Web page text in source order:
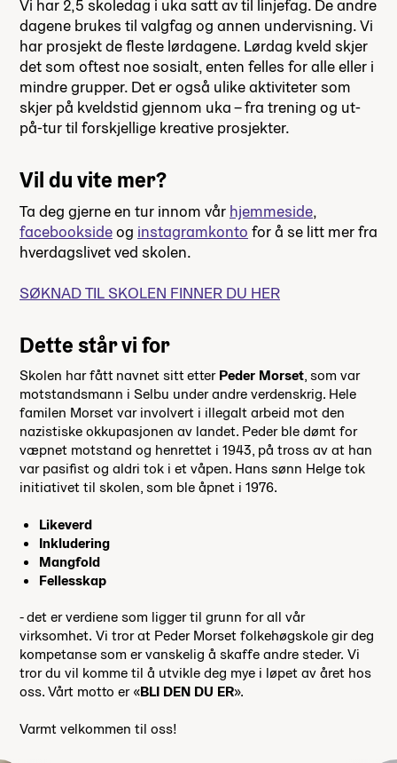
Vi har 2,5 skoledag i uka satt av til linjefag. De andre
dagene brukes til valgfag og annen undervisning. Vi
har prosjekt de fleste lørdagene. Lørdag kveld skjer
det som oftest noe sosialt, enten felles for alle eller i
mindre grupper. Det er også ulike aktiviteter som
skjer på kveldstid gjennom uka – fra trening og ut-
på-tur til forskjellige kreative prosjekter.
Vil du vite mer?
Ta deg gjerne en tur innom vår hjemmeside,
facebooksideog instagramkonto for å se litt mer fra
hverdagslivet ved skolen.
SØKNAD TIL SKOLEN FINNER DU HER
Dette står vi for
Skolen har fått navnet sitt etterPeder Morset, som var
motstandsmann i Selbu under andre verdenskrig. Hele
familen Morset var involvert i illegalt arbeid mot den
nazistiske okkupasjonen av landet. Peder ble dømt for
væpnet motstand og henrettet i 1943, på tross av at han
var pasifist og aldri tok i et våpen. Hans sønn Helge tok
initiativet til skolen, som ble åpnet i 1976.
Likeverd
Inkludering
Mangfold
Fellesskap
- det er verdiene som ligger til grunn for all vår
virksomhet. Vi tror at Peder Morset folkehøgskole gir deg
kompetanse som er vanskelig å skaffe andre steder. Vi
tror du vil komme til å utvikle deg mye i løpet av året hos
oss. Vårt motto er «BLI DEN DU ER».
Varmt velkommen til oss!